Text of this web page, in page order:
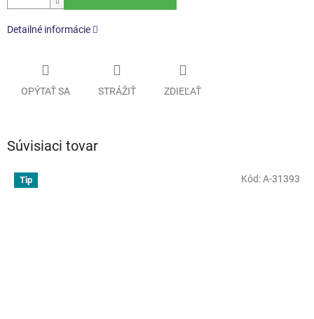
Detailné informácie
OPÝTAŤ SA STRÁŽIŤ ZDIEĽAŤ
Súvisiaci tovar
Tip Kód:A-31393